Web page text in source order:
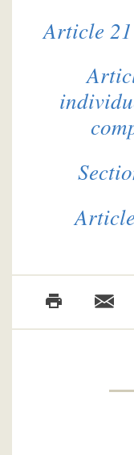
Article